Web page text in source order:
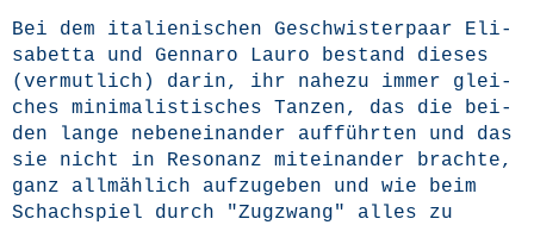
Bei dem ita­lie­ni­schen Geschwis­ter­paar Eli­
sa­bet­ta und Gen­na­ro Lau­ro bestand die­ses
(ver­mut­lich) dar­in, ihr nahe­zu immer glei­
ches mini­ma­lis­ti­sches Tan­zen, das die bei­
den lan­ge neben­ein­an­der auf­führ­ten und das
sie nicht in Reso­nanz mit­ein­an­der brach­te,
ganz all­mäh­lich auf­zu­ge­ben und wie beim
Schach­spiel durch "Zug­zwang" alles zu